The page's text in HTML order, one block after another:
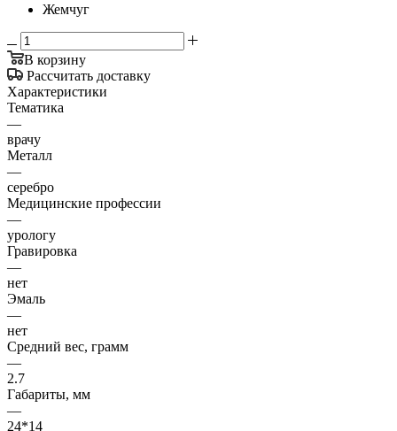
Жемчуг
В корзину
Рассчитать доставку
Характеристики
Тематика
—
врачу
Металл
—
серебро
Медицинские профессии
—
урологу
Гравировка
—
нет
Эмаль
—
нет
Средний вес, грамм
—
2.7
Габариты, мм
—
24*14